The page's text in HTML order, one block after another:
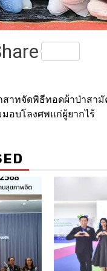
สาทจัดพิธีทอดผ้าป่าสา
อบโลงศพแก่ผู้ยากไร้